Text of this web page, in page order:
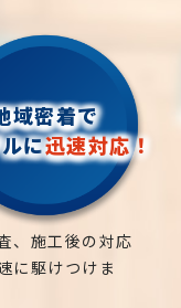
域密着で
に迅速対応！
、施工後の対応
に駆けつけま